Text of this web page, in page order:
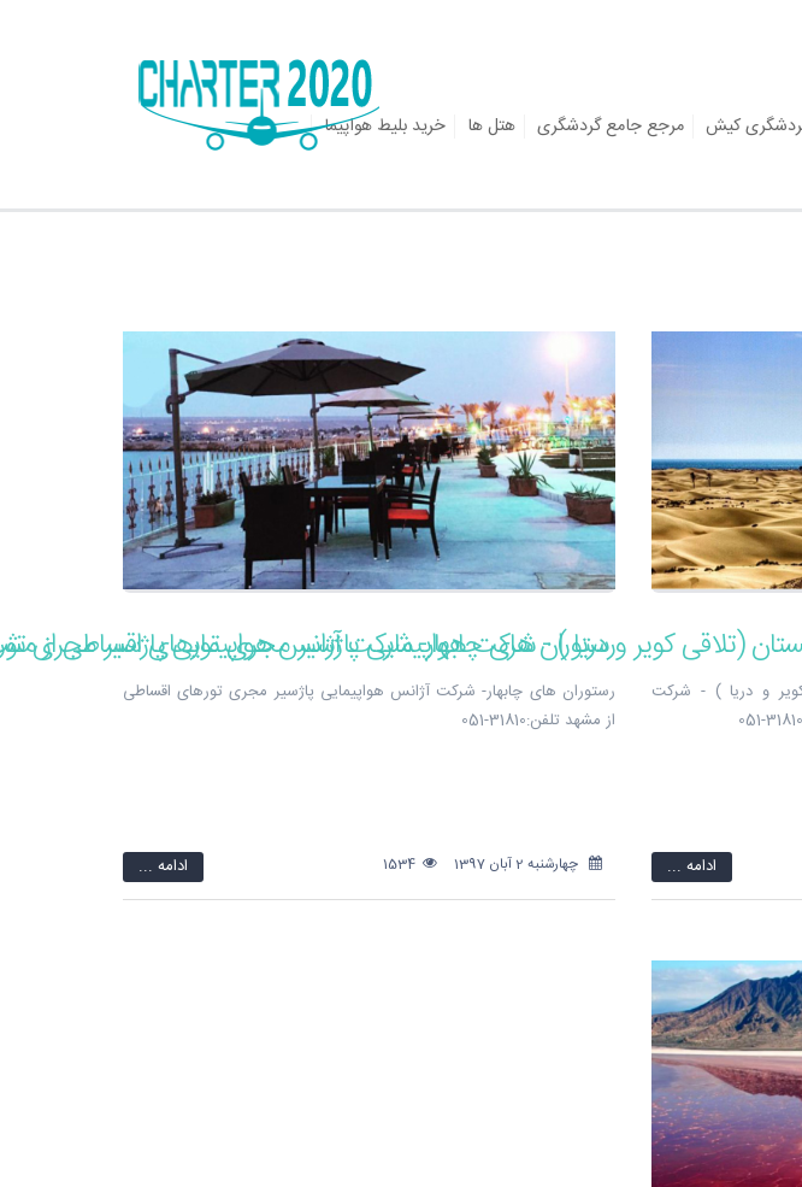
کیش مرجع جامع گردشگری هتل ها
خرید بلیط هواپیما
(تلاقی کویر و دریا ) - شرکت هواپیمایی پاژسیر مجری تورهای اقساطی از
و دریا ) - شرکت
ادامه ...
رستوران های چابهار- شرکت آژانس هواپیمایی پاژسیر مجری
رستوران های چابهار- شرکت آژانس هواپیمایی پاژسیر مجری تورهای اقساطی
از مشهد تلفن:31810-051
چهارشنبه 2 آبان 1397 1534 ادامه ...